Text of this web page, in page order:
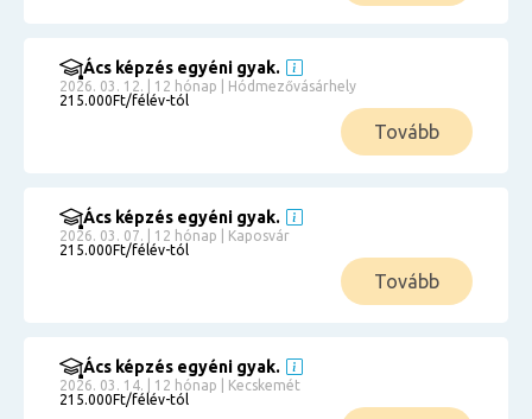
Ács képzés egyéni gyak.
2026. 03. 12. | 12 hónap | Hódmezővásárhely
215.000Ft/félév-tól
Tovább
Ács képzés egyéni gyak.
2026. 03. 07. | 12 hónap | Kaposvár
215.000Ft/félév-tól
Tovább
Ács képzés egyéni gyak.
2026. 03. 14. | 12 hónap | Kecskemét
215.000Ft/félév-tól